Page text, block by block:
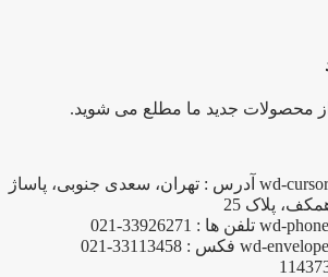
از محصولات جدید ما مطلع می شوید.
آدرس : تهران، سعدی جنوبی، پاساژ
پلاک 25
تلفن ها : 33926271-021
فکس : 33113458-021